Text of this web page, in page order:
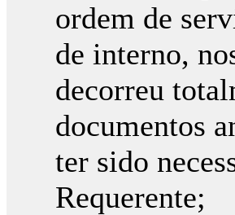
ordem de
de interno,
decorreu
documentos
ter sido
Requerente;